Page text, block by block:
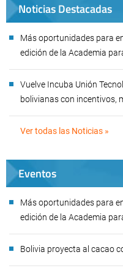
Noticias Destacadas
Más oportunidades para
edición de la Academia
Vuelve Incuba Unión
bolivianas con incentivos,
Ver todas las Noticias »
Eventos
Más oportunidades para
edición de la Academia
Bolivia proyecta al cacao